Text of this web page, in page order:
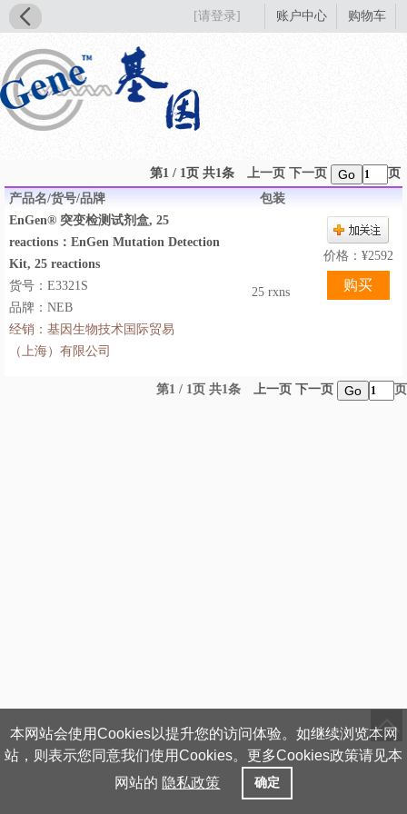
[请登录] 账户中心 购物车
第1 / 1页 共1条 上一页 下一页 Go
页
产品名/货号/品牌
包装
EnGen® 突变检测试剂盒, 25
reactions：EnGen Mutation Detection
Kit, 25 reactions
25 rxns
价格： ¥2592
货号：E3321S
品牌：NEB
经销： 基因生物技术国际贸易
（上海）有限公司
第1 / 1页 共1条 上一页 下一页 Go 页
本网站会使用Cookies以提升您的访问体验。如继续浏览本网
站，则表示您同意我们使用Cookies。更多Cookies政策请见本
网站的 隐私政策 确定